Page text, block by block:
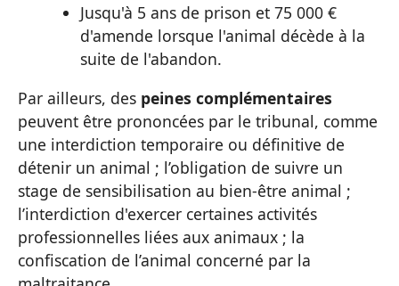
Jusqu'à 5 ans de prison et 75 000 €
d'amende lorsque l'animal décède à la
suite de l'abandon.
Par ailleurs, des peines complémentaires
peuvent être prononcées par le tribunal, comme
une interdiction temporaire ou définitive de
détenir un animal ; l’obligation de suivre un
stage de sensibilisation au bien-être animal ;
l’interdiction d'exercer certaines activités
professionnelles liées aux animaux ; la
confiscation de l’animal concerné par la